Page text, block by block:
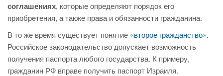
соглашениях, которые определяют порядок его
приобретения, а также права и обязанности гражданина.
В то же время существует понятие «второе гражданство».
Российское законодательство допускает возможность
получения паспорта любого государства. К примеру,
гражданин РФ вправе получить паспорт Израиля.